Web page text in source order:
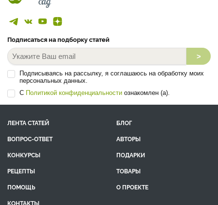
Подписаться на подборку статей
>
Подписываясь на рассылку, я соглашаюсь на обработку моих
персональных данных.
С Политикой конфиденциальности ознакомлен (а).
ЛЕНТА СТАТЕЙ
БЛОГ
ВОПРОС-ОТВЕТ
АВТОРЫ
КОНКУРСЫ
ПОДАРКИ
РЕЦЕПТЫ
ТОВАРЫ
ПОМОЩЬ
О ПРОЕКТЕ
КОНТАКТЫ